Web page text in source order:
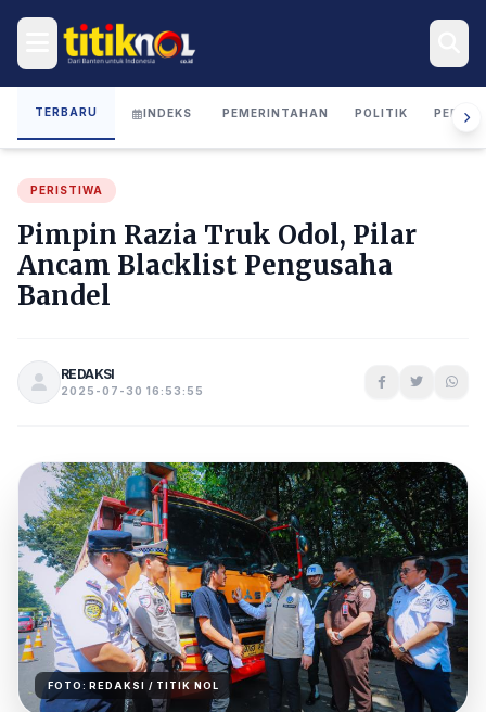
TERBARU INDEKS PEMERINTAHAN POLITIK
PERISTIWA
Pimpin Razia Truk Odol, Pilar
Ancam Blacklist Pengusaha
Bandel
REDAKSI
2025-07-30 16:53:55
FOTO:REDAKSI / TITIK NOL